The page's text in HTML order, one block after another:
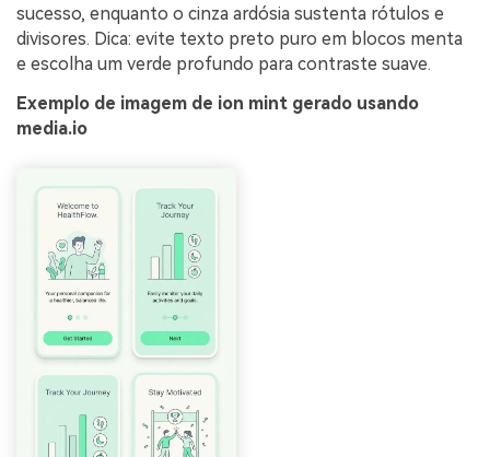
sucesso, enquanto o cinza ardósia sustenta rótulos e
divisores. Dica: evite texto preto puro em blocos menta
e escolha um verde profundo para contraste suave.
Exemplo de imagem de ion mint gerado usando
media.io